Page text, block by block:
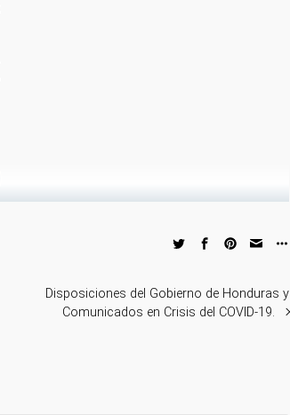
Disposiciones del Gobierno de Honduras y
Comunicados en Crisis del COVID-19.